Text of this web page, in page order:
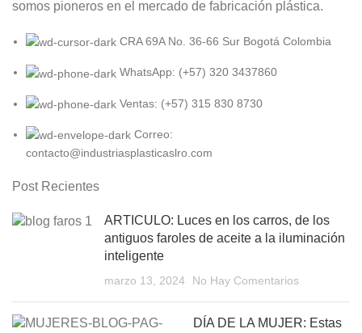
somos pioneros en el mercado de fabricación plástica.
CRA 69A No. 36-66 Sur Bogotá Colombia
WhatsApp: (+57) 320 3437860
Ventas: (+57) 315 830 8730
Correo:
contacto@industriasplasticaslro.com
Post Recientes
ARTICULO: Luces en los carros, de los
antiguos faroles de aceite a la iluminación
inteligente
marzo 13, 2024 No Hay Comentarios
DÍA DE LA MUJER: Estas